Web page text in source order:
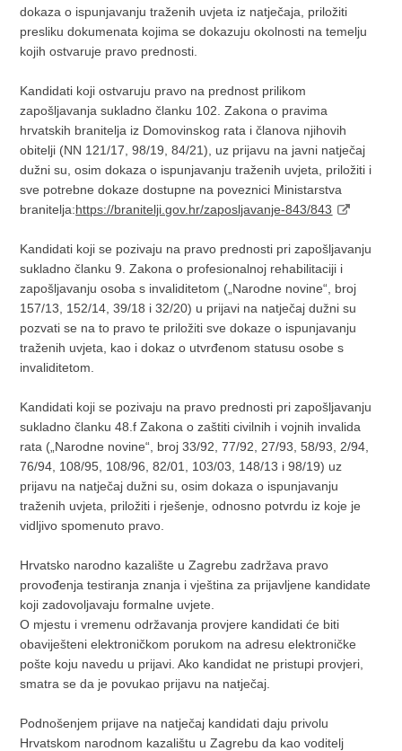
dokaza o ispunjavanju traženih uvjeta iz natječaja, priložiti
presliku dokumenata kojima se dokazuju okolnosti na temelju
kojih ostvaruje pravo prednosti.
Kandidati koji ostvaruju pravo na prednost prilikom
zapošljavanja sukladno članku 102. Zakona o pravima
hrvatskih branitelja iz Domovinskog rata i članova njihovih
obitelji (NN 121/17, 98/19, 84/21), uz prijavu na javni natječaj
dužni su, osim dokaza o ispunjavanju traženih uvjeta, priložiti i
sve potrebne dokaze dostupne na poveznici Ministarstva
branitelja:https://branitelji.gov.hr/zaposljavanje-843/843
Kandidati koji se pozivaju na pravo prednosti pri zapošljavanju
sukladno članku 9. Zakona o profesionalnoj rehabilitaciji i
zapošljavanju osoba s invaliditetom („Narodne novine“, broj
157/13, 152/14, 39/18 i 32/20) u prijavi na natječaj dužni su
pozvati se na to pravo te priložiti sve dokaze o ispunjavanju
traženih uvjeta, kao i dokaz o utvrđenom statusu osobe s
invaliditetom.
Kandidati koji se pozivaju na pravo prednosti pri zapošljavanju
sukladno članku 48.f Zakona o zaštiti civilnih i vojnih invalida
rata („Narodne novine“, broj 33/92, 77/92, 27/93, 58/93, 2/94,
76/94, 108/95, 108/96, 82/01, 103/03, 148/13 i 98/19) uz
prijavu na natječaj dužni su, osim dokaza o ispunjavanju
traženih uvjeta, priložiti i rješenje, odnosno potvrdu iz koje je
vidljivo spomenuto pravo.
Hrvatsko narodno kazalište u Zagrebu zadržava pravo
provođenja testiranja znanja i vještina za prijavljene kandidate
koji zadovoljavaju formalne uvjete.
O mjestu i vremenu održavanja provjere kandidati će biti
obaviješteni elektroničkom porukom na adresu elektroničke
pošte koju navedu u prijavi. Ako kandidat ne pristupi provjeri,
smatra se da je povukao prijavu na natječaj.
Podnošenjem prijave na natječaj kandidati daju privolu
Hrvatskom narodnom kazalištu u Zagrebu da kao voditelj